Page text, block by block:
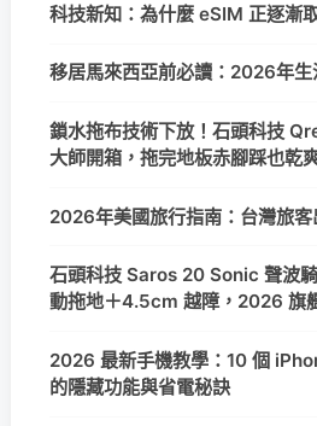
科技新知：為什麼 eSIM 正逐漸
移居馬來西亞前必讀：2026年生
鎖水拖布技術下放！石頭科技
大師開箱，拖完地板赤腳踩也乾
2026年美國旅行指南：台灣旅
石頭科技 Saros 20 Sonic 聲波
動拖地＋4.5cm 越障，2026 旗
2026 最新手機教學：10 個
的隱藏功能與省電秘訣